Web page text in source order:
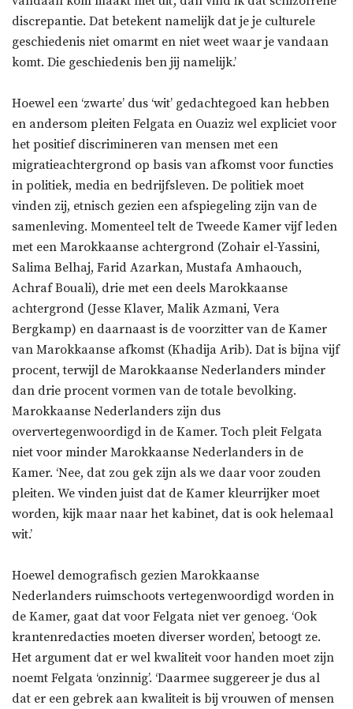
discrepantie. Dat betekent namelijk dat je je culturele
geschiedenis niet omarmt en niet weet waar je vandaan
komt. Die geschiedenis ben jij namelijk.’
Hoewel een ‘zwarte’ dus ‘wit’ gedachtegoed kan hebben
en andersom pleiten Felgata en Ouaziz wel expliciet voor
het positief discrimineren van mensen met een
migratieachtergrond op basis van afkomst voor functies
in politiek, media en bedrijfsleven. De politiek moet
vinden zij, etnisch gezien een afspiegeling zijn van de
samenleving. Momenteel telt de Tweede Kamer vijf leden
met een Marokkaanse achtergrond (Zohair el-Yassini,
Salima Belhaj, Farid Azarkan, Mustafa Amhaouch,
Achraf Bouali), drie met een deels Marokkaanse
achtergrond (Jesse Klaver, Malik Azmani, Vera
Bergkamp) en daarnaast is de voorzitter van de Kamer
van Marokkaanse afkomst (Khadija Arib). Dat is bijna vijf
procent, terwijl de Marokkaanse Nederlanders minder
dan drie procent vormen van de totale bevolking.
Marokkaanse Nederlanders zijn dus
oververtegenwoordigd in de Kamer. Toch pleit Felgata
niet voor minder Marokkaanse Nederlanders in de
Kamer. ‘Nee, dat zou gek zijn als we daar voor zouden
pleiten. We vinden juist dat de Kamer kleurrijker moet
worden, kijk maar naar het kabinet, dat is ook helemaal
wit.’
Hoewel demografisch gezien Marokkaanse
Nederlanders ruimschoots vertegenwoordigd worden in
de Kamer, gaat dat voor Felgata niet ver genoeg. ‘Ook
krantenredacties moeten diverser worden’, betoogt ze.
Het argument dat er wel kwaliteit voor handen moet zijn
noemt Felgata ‘onzinnig’. ‘Daarmee suggereer je dus al
dat er een gebrek aan kwaliteit is bij vrouwen of mensen